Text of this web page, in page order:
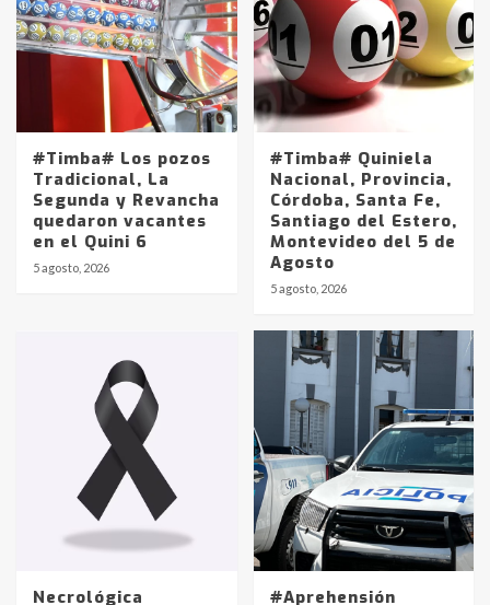
#Timba# Los pozos
Tradicional, La
Segunda y Revancha
quedaron vacantes
en el Quini 6
5 agosto, 2026
#Timba# Quiniela
Nacional, Provincia,
Córdoba, Santa Fe,
Santiago del Estero,
Montevideo del 5 de
Agosto
5 agosto, 2026
Necrológica
#Aprehensión
Identidad de los adolescentes
pampeanos que fueron
en la mañana del lunes
Accidente en Ruta 5: falleció un
joven de Trenque Lauquen
Los precios de los combustibles en
La Pampa, desde YPF hasta Axion
entre 857 a 1338 pesos